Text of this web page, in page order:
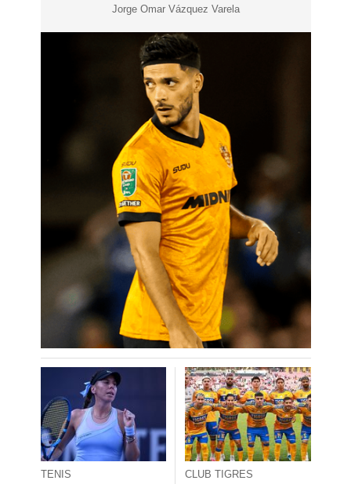
Jorge Omar Vázquez Varela
TENIS CLUB TIGRES